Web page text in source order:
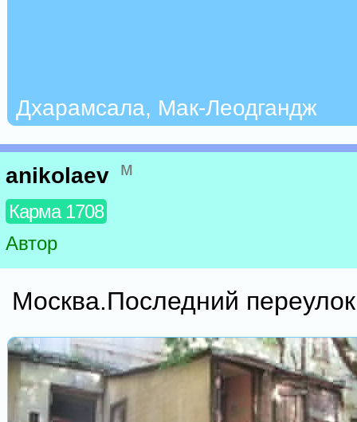
Дхарамсала, Мак-Леодгандж
anikolaev м
Карма 1708
Автор
Москва.Последний